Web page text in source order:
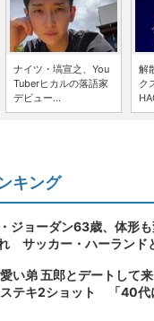
ナイツ・塙宣之、You
Tuberヒカルの落語家
デビュー...
解
ク
キング
ジョーダン63歳、体形
サッカー・ハーランド
い弟 五郎とデートして
テキ2ショット 「40代